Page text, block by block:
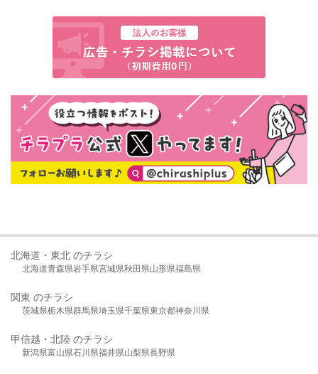
北海道・東北 のチラシ
北海道青森県岩手県宮城県秋田県山形県福島県
関東 のチラシ
茨城県栃木県群馬県埼玉県千葉県東京都神奈川県
甲信越・北陸 のチラシ
新潟県富山県石川県福井県山梨県長野県